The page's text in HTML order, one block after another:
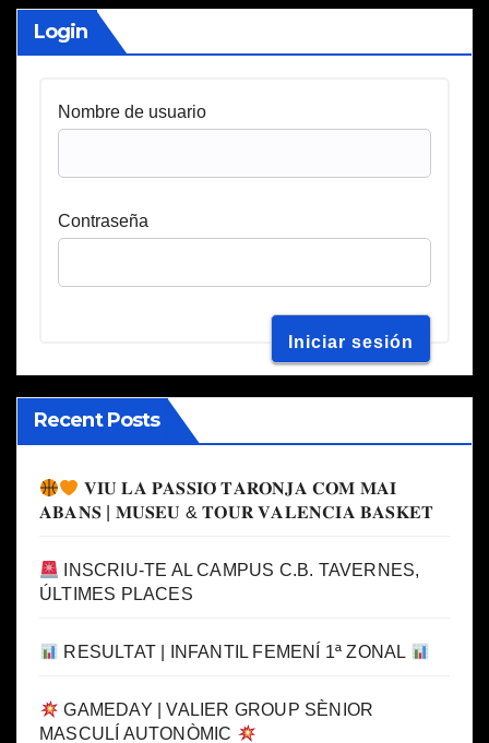
Login
Nombre de usuario
Contraseña
Recent Posts
𝐕𝐈𝐔 𝐋𝐀 𝐏𝐀𝐒𝐒𝐈𝐎́ 𝐓𝐀𝐑𝐎𝐍𝐉𝐀 𝐂𝐎𝐌 𝐌𝐀𝐈
𝐀𝐁𝐀𝐍𝐒 | 𝐌𝐔𝐒𝐄𝐔 & 𝐓𝐎𝐔𝐑 𝐕𝐀𝐋𝐄𝐍𝐂𝐈𝐀 𝐁𝐀𝐒𝐊𝐄𝐓
INSCRIU-TE AL CAMPUS C.B. TAVERNES,
ÚLTIMES PLACES
RESULTAT | INFANTIL FEMENÍ 1ª ZONAL
GAMEDAY | VALIER GROUP SÈNIOR
MASCULÍ AUTONÒMIC